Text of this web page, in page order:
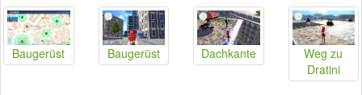
Baugerüst Baugerüst Dachkante
Weg zu
Dratini